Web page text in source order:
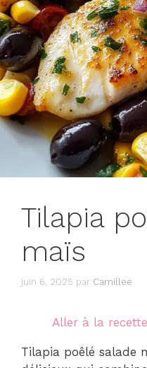
Tilapia
maïs
juin 6, 2025 par Camillee
Aller à la recette
Tilapia poêlé salade